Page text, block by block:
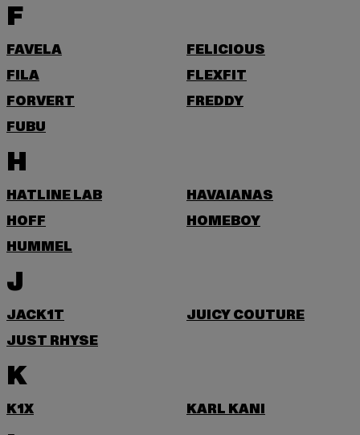
F
FAVELA
FELICIOUS
FILA
FLEXFIT
FORVERT
FREDDY
FUBU
H
HATLINE LAB
HAVAIANAS
HOFF
HOMEBOY
HUMMEL
J
JACK1T
JUICY COUTURE
JUST RHYSE
K
K1X KARL KANI